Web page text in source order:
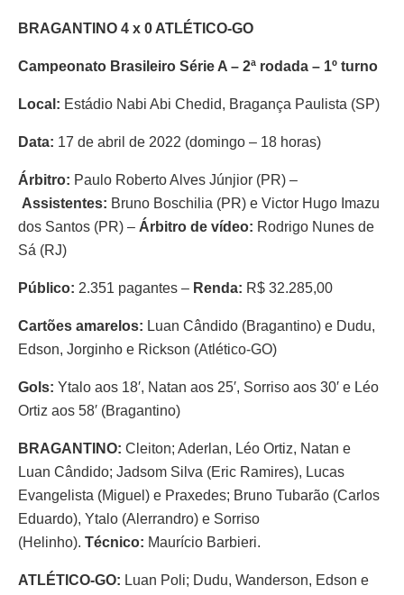
BRAGANTINO 4 x 0 ATLÉTICO-GO
Campeonato Brasileiro Série A – 2ª rodada – 1º turno
Local: Estádio Nabi Abi Chedid, Bragança Paulista (SP)
Data: 17 de abril de 2022 (domingo – 18 horas)
Árbitro: Paulo Roberto Alves Júnjior (PR) –
Assistentes: Bruno Boschilia (PR) e Victor Hugo Imazu
dos Santos (PR) – Árbitro de vídeo: Rodrigo Nunes de
Sá (RJ)
Público: 2.351 pagantes – Renda: R$ 32.285,00
Cartões amarelos: Luan Cândido (Bragantino) e Dudu,
Edson, Jorginho e Rickson (Atlético-GO)
Gols: Ytalo aos 18′, Natan aos 25′, Sorriso aos 30′ e Léo
Ortiz aos 58′ (Bragantino)
BRAGANTINO: Cleiton; Aderlan, Léo Ortiz, Natan e
Luan Cândido; Jadsom Silva (Eric Ramires), Lucas
Evangelista (Miguel) e Praxedes; Bruno Tubarão (Carlos
Eduardo), Ytalo (Alerrandro) e Sorriso
(Helinho). Técnico: Maurício Barbieri.
ATLÉTICO-GO: Luan Poli; Dudu, Wanderson, Edson e